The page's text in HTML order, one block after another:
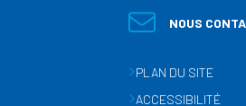
NOUS
PLAN DU SITE
ACCESSIBILITÉ